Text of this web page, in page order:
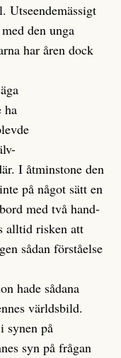
Utseendemässigt
den unga
har åren dock
ha
I åtminstone den
på något sätt en
med två hand-
alltid risken att
sådan förståelse
hade sådana
världsbild.
synen på
syn på frågan